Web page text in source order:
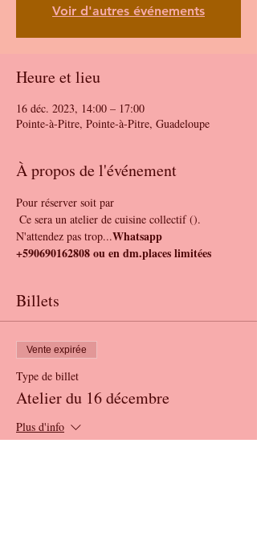
Voir d'autres événements
Heure et lieu
16 déc. 2023, 14:00 – 17:00
Pointe-à-Pitre, Pointe-à-Pitre, Guadeloupe
À propos de l'événement
Pour réserver soit par
Ce sera un atelier de cuisine collectif ().
N'attendez pas trop...Whatsapp
+590690162808 ou en dm.places limitées
Billets
Vente expirée
Type de billet
Atelier du 16 décembre
Plus d'info